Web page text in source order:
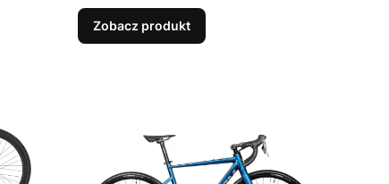
Zobacz produkt